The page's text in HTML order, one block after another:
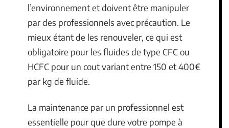
l’environnement et doivent être manipuler
par des professionnels avec précaution. Le
mieux étant de les renouveler, ce qui est
obligatoire pour les fluides de type CFC ou
HCFC pour un cout variant entre 150 et 400€
par kg de fluide.
La maintenance par un professionnel est
essentielle pour que dure votre pompe à